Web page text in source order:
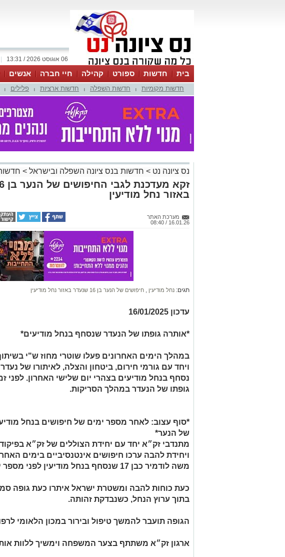
06 אוגוסט 2026 / 13:31
בית חדשות ספורט קהילה חיי חברה אנשים
חדשות מקומיות חדשות השפלה חדשות ארציות פלילים
נס ציונה נט > חדשות בנס ציונה השפלה ובישראל >
באזור נחל מודיעין
מערכת האתר
16.01.26 / 08:40
תגים: נחל מודיעין חיפושים של הנער בן 16 שנעדר באזור נחל מודיעין
עדכון 16/01/2025
*אותרה גופתו של הנעדר שנסחף בנחל מודיעים*
במהלך הימים האחרונים פעלו שוטרי מחוז ש"י
נסחף בנחל מודיעים בצהרי יום שלישי האחרון. לפני
גופתו של הנעדר במהלך הסריקות.
*סוף עצוב: לאחר מספר ימים של חיפושים בנחל
של הנער*
מתנדבי זק״א יחד עם יחידת הצוללים של זק״א
ויחידת להבה ערכו חיפושים אינטנסיביים בימים
משה לודמיר כבן 17 שנסחף בנחל מודיעין לפני מספר ימים.
כעת כוחות להבה ומשטרת ישראל איתרו כעת גופה
בתוך ערוץ הנחל, כשנבדקת זהותה.
הגופה תועבר להמשך טיפול ובירור במכון הלאומי
ארגון זק״א משתתף בצער המשפחה וימשיך ללוות